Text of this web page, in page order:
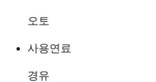
오토
사용연료
경유